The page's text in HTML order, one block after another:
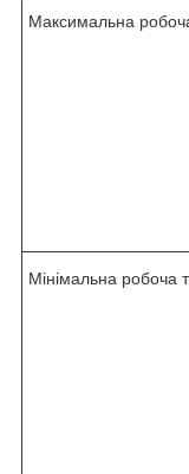
Максимальна
Мінімальна робоча